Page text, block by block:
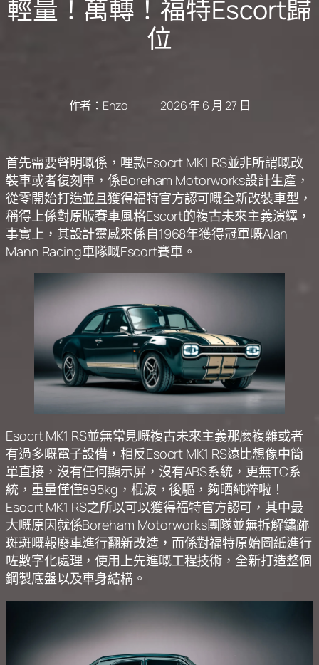
輕量！萬轉！福特Escort歸
位
作者： Enzo 2026 年 6 月 27 日
首先需要聲明嘅係，哩款Esocrt MK1 RS並非所謂嘅改
裝車或者復刻車，係Boreham Motorworks設計生產，
從零開始打造並且獲得福特官方認可嘅全新改裝車型，
稱得上係對原版賽車風格Escort的複古未來主義演繹，
事實上，其設計靈感來係自1968年獲得冠軍嘅Alan
Mann Racing車隊嘅Escort賽車。
Esocrt MK1 RS並無常見嘅複古未來主義那麼複雜或者
有過多嘅電子設備，相反Esocrt MK1 RS遠比想像中簡
單直接，沒有任何顯示屏，沒有ABS系統，更無TC系
統，重量僅僅895kg，棍波，後驅，夠晒純粹啦！
Esocrt MK1 RS之所以可以獲得福特官方認可，其中最
大嘅原因就係Boreham Motorworks團隊並無拆解鏽跡
斑斑嘅報廢車進行翻新改造，而係對福特原始圖紙進行
咗數字化處理，使用上先進嘅工程技術，全新打造整個
鋼製底盤以及車身結構。